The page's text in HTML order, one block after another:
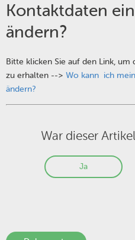
Kontaktdaten
ändern?
Bitte klicken Sie auf den Link,
zu erhalten --> Wo kann ich
ändern?
War dieser
Ja